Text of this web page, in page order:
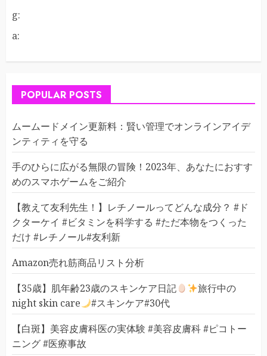
g:
a:
POPULAR POSTS
ムームードメイン更新料：賢い管理でオンラインアイデ
ンティティを守る
手のひらに広がる無限の冒険！2023年、あなたにおすす
めのスマホゲームをご紹介
【教えて友利先生！】レチノールってどんな成分？ #ド
クターケイ #ビタミンを科学する #ただ本物をつくった
だけ #レチノール#友利新
Amazon売れ筋商品リスト分析
【35歳】肌年齢23歳のスキンケア日記
旅行中の
night skin care
#スキンケア#30代
【白斑】美容皮膚科医の実体験 #美容皮膚科 #ピコトー
ニング #医療事故